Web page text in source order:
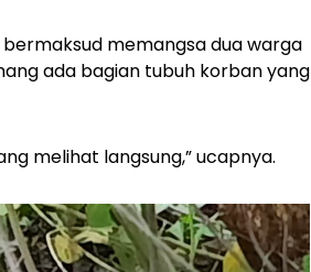
memangsa dua warga
ada bagian tubuh korban yang
melihat langsung,” ucapnya.